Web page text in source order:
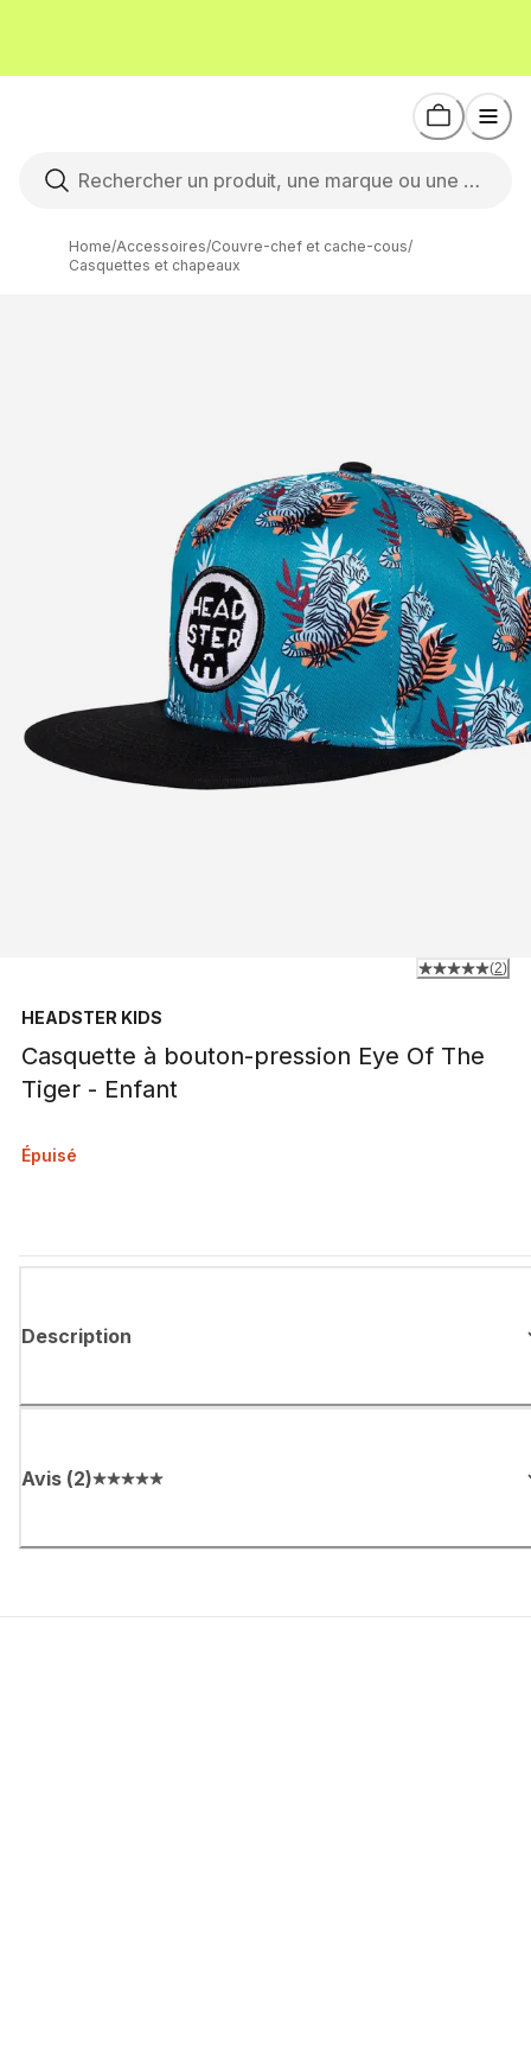
Home/Accessoires/Couvre-chef et cache-cous/
Casquettes et chapeaux
HEADSTER KIDS
Casquette à bouton-pression Eye Of The
Tiger - Enfant
(2)
Épuisé
Description
Avis (2)